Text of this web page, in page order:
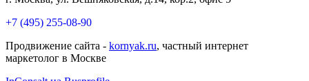
+7 (495) 255-08-90
Продвижение сайта - kornyak.ru, частный интернет
маркетолог в Москве